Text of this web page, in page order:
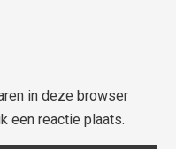
in deze browser
een reactie plaats.